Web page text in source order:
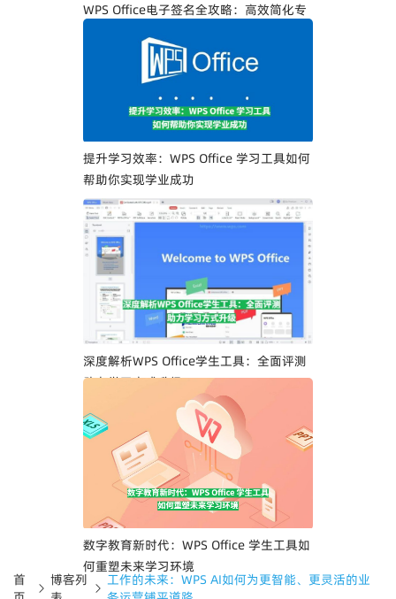
WPS Office电子签名全攻略：高效简化专
提升学习效率：WPS Office 学习工具如何
帮助你实现学业成功
深度解析WPS Office学生工具：全面评测
助力学习方式升级
数字教育新时代：WPS Office 学生工具如
何重塑未来学习环境
首
博客列
工作的未来：WPS AI如何为更智能、更灵活的业